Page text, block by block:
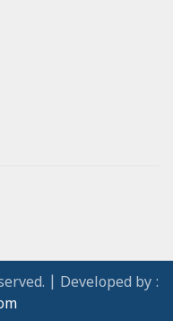
| Developed by :